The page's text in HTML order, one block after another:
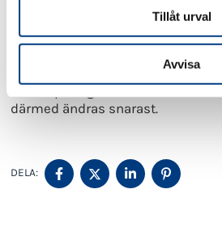
Tillåt urval
Avvisa
samtliga företag inom
2. St. 3 p. i lagen om stöd vid
därmed ändras snarast.
DELA:
DELA
PÅ
DELA
PÅ
DELA
PÅ
DELA
PÅ